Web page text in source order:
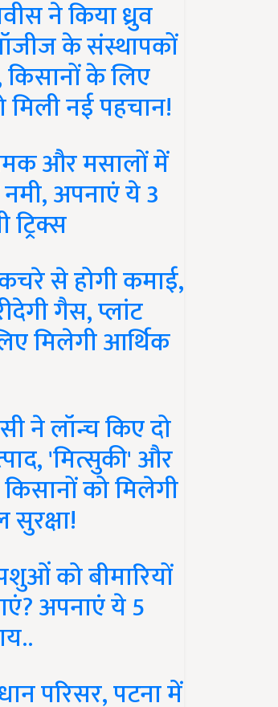
ने किया ध्रुव
के संस्थापकों
किसानों के लिए
मिली नई पहचान!
और मसालों में
अपनाएं ये 3
से होगी कमाई,
गैस, प्लांट
मिलेगी आर्थिक
ने लॉन्च किए दो
'मित्सुकी' और
को मिलेगी
को बीमारियों
अपनाएं ये 5
परिसर, पटना में